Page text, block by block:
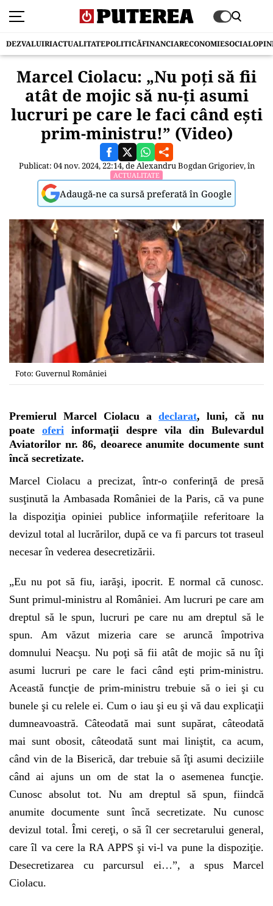
DEZVALUIRIACTUALITATEPOLITICĂFINANCIARECONOMIESOCIAL
Marcel Ciolacu: „Nu poţi să fii
atât de mojic să nu-ţi asumi
lucruri pe care le faci când eşti
prim-ministru!” (Video)
Publicat: 04 nov. 2024, 22:14, deAlexandru Bogdan Grigoriev, în
ACTUALITATE
Adaugă-ne ca sursă preferată în Google
Foto: Guvernul României
Premierul Marcel Ciolacu a declarat, luni, că nu
poate oferi informaţii despre vila din Bulevardul
Aviatorilor nr. 86, deoarece anumite documente sunt
încă secretizate.
Marcel Ciolacu a precizat, într-o conferinţă de presă
susţinută la Ambasada României de la Paris, că va pune
la dispoziţia opiniei publice informaţiile referitoare la
devizul total al lucrărilor, după ce va fi parcurs tot traseul
necesar în vederea desecretizării.
„Eu nu pot să fiu, iarăşi, ipocrit. E normal că cunosc.
Sunt primul-ministru al României. Am lucruri pe care am
dreptul să le spun, lucruri pe care nu am dreptul să le
spun. Am văzut mizeria care se aruncă împotriva
domnului Neacşu. Nu poţi să fii atât de mojic să nu îţi
asumi lucruri pe care le faci când eşti prim-ministru.
Această funcţie de prim-ministru trebuie să o iei şi cu
bunele şi cu relele ei. Cum o iau şi eu şi vă dau explicaţii
dumneavoastră. Câteodată mai sunt supărat, câteodată
mai sunt obosit, câteodată sunt mai liniştit, ca acum,
când vin de la Biserică, dar trebuie să îţi asumi deciziile
când ai ajuns un om de stat la o asemenea funcţie.
Cunosc absolut tot. Nu am dreptul să spun, fiindcă
anumite documente sunt încă secretizate. Nu cunosc
devizul total. Îmi cereţi, o să îl cer secretarului general,
care îl va cere la RA APPS şi vi-l va pune la dispoziţie.
Desecretizarea cu parcursul ei…”, a spus Marcel
Ciolacu.